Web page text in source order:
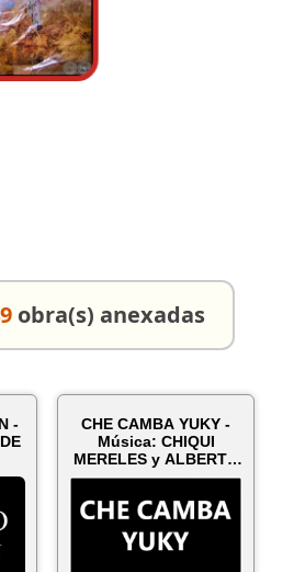
obra(s) anexadas
-
CHE CAMBA YUKY -
Música: CHIQUI
MERELES y ALBERTO
DE LUQUE